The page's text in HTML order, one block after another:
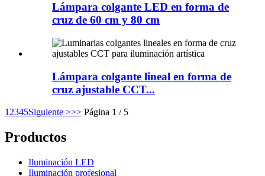
Lámpara colgante LED en forma de
cruz de 60 cm y 80 cm
Lámpara colgante lineal en forma de
cruz ajustable CCT...
12345Siguiente >>> Página 1 / 5
Productos
Iluminación LED
Iluminación profesional